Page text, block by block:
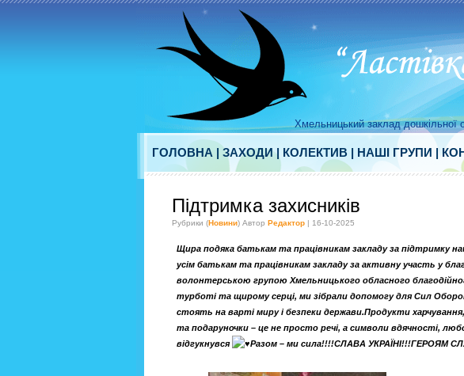
Хмельницький заклад дошкільної
ГОЛОВНА | ЗАХОДИ | КОЛЕКТИВ | НАШІ ГРУПИ |
Підтримка захисників
Рубрики (Новини) Автор Редактор | 16-10-2025
Щира подяка батькам та працівникам закладу за підтримку
усім батькам та працівникам закладу за активну участь у
волонтерською групою Хмельницького обласного
турботі та щирому серці, ми зібрали допомогу для Сил
стоять на варті миру і безпеки держави.Продукти
та подаруночки – це не просто речі, а символи вдячності,
відгукнувся
Разом – ми сила!!!!СЛАВА УКРАЇНІ!!!ГЕРОЯМ